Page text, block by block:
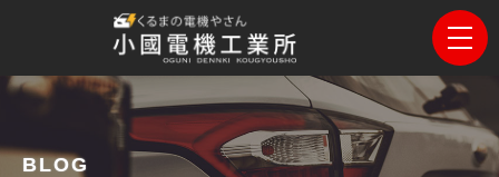
BLOG